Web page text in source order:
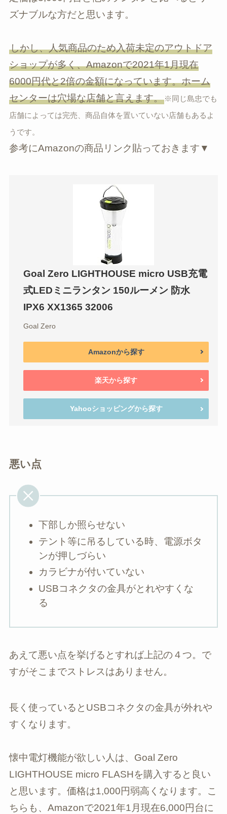
ズナブルな方だと思います。
しかし、人気商品のため入荷未定のアウトドア
ショップが多く、Amazonで2021年1月現在
6000円代と2倍の金額になっています。ホーム
センターは穴場な店舗と言えます。※同じ島忠でも
店舗によっては完売、商品自体を置いていない店舗もあるよ
うです。
参考にAmazonの商品リンク貼っておきます▼
Goal Zero LIGHTHOUSE micro USB充電
式LEDミニランタン 150ルーメン 防水
IPX6 XX1365 32006
Goal Zero
Amazonから探す
楽天から探す
Yahooショッピングから探す
悪い点
下部しか照らせない
テント等に吊るしている時、電源ボタ
ンが押しづらい
カラビナが付いていない
USBコネクタの金具がとれやすくな
る
あえて悪い点を挙げるとすれば上記の４つ。で
すがそこまでストレスはありません。
長く使っているとUSBコネクタの金具が外れや
すくなります。
懐中電灯機能が欲しい人は、Goal Zero
LIGHTHOUSE micro FLASHを購入すると良い
と思います。価格は1,000円弱高くなります。こ
ちらも、Amazonで2021年1月現在6,000円台に